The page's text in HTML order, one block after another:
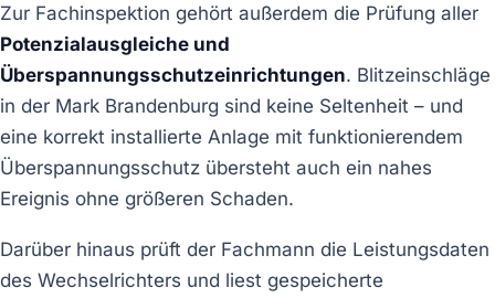
Zur Fachinspektion gehört außerdem die Prüfung aller
Potenzialausgleiche und
Überspannungsschutzeinrichtungen. Blitzeinschläge
in der Mark Brandenburg sind keine Seltenheit – und
eine korrekt installierte Anlage mit funktionierendem
Überspannungsschutz übersteht auch ein nahes
Ereignis ohne größeren Schaden.
Darüber hinaus prüft der Fachmann die Leistungsdaten
des Wechselrichters und liest gespeicherte